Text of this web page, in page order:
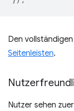
Den
Seitenleisten.
Nutzer sehen